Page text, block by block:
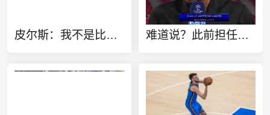
皮尔斯：我不是比较天赋 但华莱士该像哈登一样离开雷霆 难道说？此前担任欧冠特邀嘉宾 转播方将字母哥标为凯尔特人球员